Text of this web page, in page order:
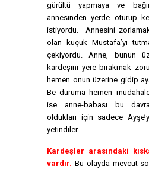
gürültü yapmaya ve
annesinden yerde oturup
istiyordu. Annesini
olan küçük Mustafa’yı
çekiyordu. Anne, bunun
kardeşini yere bırakmak
hemen onun üzerine gidip
Be duruma hemen
ise anne-babası bu
oldukları için sadece
yetindiler.
Kardeşler arasındaki
vardır. Bu olayda mevcut